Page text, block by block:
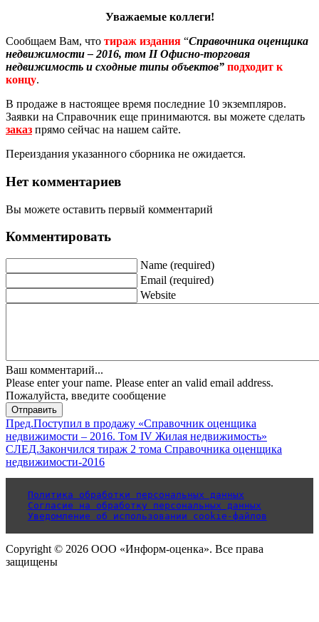
Уважаемые коллеги!
Сообщаем Вам, что тираж издания “Справочника оценщика
недвижимости – 2016, том II Офисно-торговая
недвижимость и сходные типы объектов” подходит к
концу.
В продаже в настоящее время последние 10 экземпляров.
Заявки на Справочник еще принимаются. вы можете сделать
заказ прямо сейчас на нашем сайте.
Переиздания указанного сборника не ожидается.
Нет комментариев
Вы можете оставить первый комментарий
Комментировать
Name (required)
Email (required)
Website
Ваш комментарий...
Please enter your name. Please enter an valid email address.
Пожалуйста, введите сообщение
Отправить
Пред.Поступил в продажу «Справочник оценщика
недвижимости – 2016. Том IV Жилая недвижимость»
СЛЕД.Закончился тираж 2 тома Справочника оценщика
недвижимости-2016
Политика обработки персональных данных
Согласие на обработку персональных данных
Уведомление об использовании cookie-файлов
Copyright © 2026 ООО «Информ-оценка». Все права
защищены